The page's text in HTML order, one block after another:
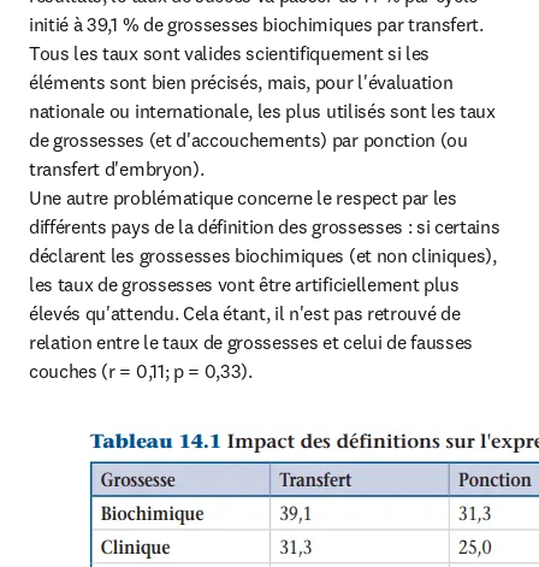
initié à 39,1 % de grossesses biochimiques par transfert.
Tous les taux sont valides scientifiquement si les
éléments sont bien précisés, mais, pour l'évaluation
nationale ou internationale, les plus utilisés sont les taux
de grossesses (et d'accouchements) par ponction (ou
transfert d'embryon).
Une autre problématique concerne le respect par les
différents pays de la définition des grossesses : si certains
déclarent les grossesses biochimiques (et non cliniques),
les taux de grossesses vont être artificiellement plus
élevés qu'attendu. Cela étant, il n'est pas retrouvé de
relation entre le taux de grossesses et celui de fausses
couches (r = 0,11; p = 0,33).